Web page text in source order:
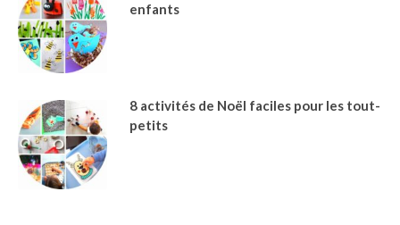
enfants
8 activités de Noël faciles pour les tout-
petits